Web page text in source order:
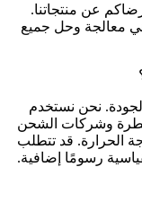
عن منتجاتنا.
هي معالجة وحل جميع
نحن نستخدم
وشركات الشحن
الحرارة. قد تتطلب
رسومًا إضافية.